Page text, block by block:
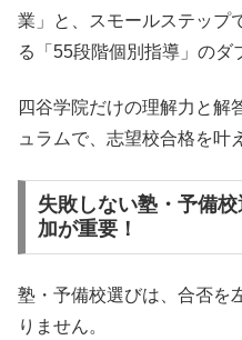
業」と、スモールステップ
る「55段階個別指導」のダ
四谷学院だけの理解力と解
ュラムで、志望校合格を叶
失敗しない塾・予備
加が重要！
塾・予備校選びは、合否を
りません。